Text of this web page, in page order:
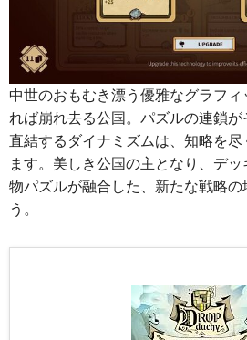
中世のおもむき漂う優雅なグラフ
れば崩れ去る公国。パズルの連鎖
直結するダイナミズムは、知略を
ます。美しき公国の主となり、デ
物パズルが融合した、新たな戦略の
う。